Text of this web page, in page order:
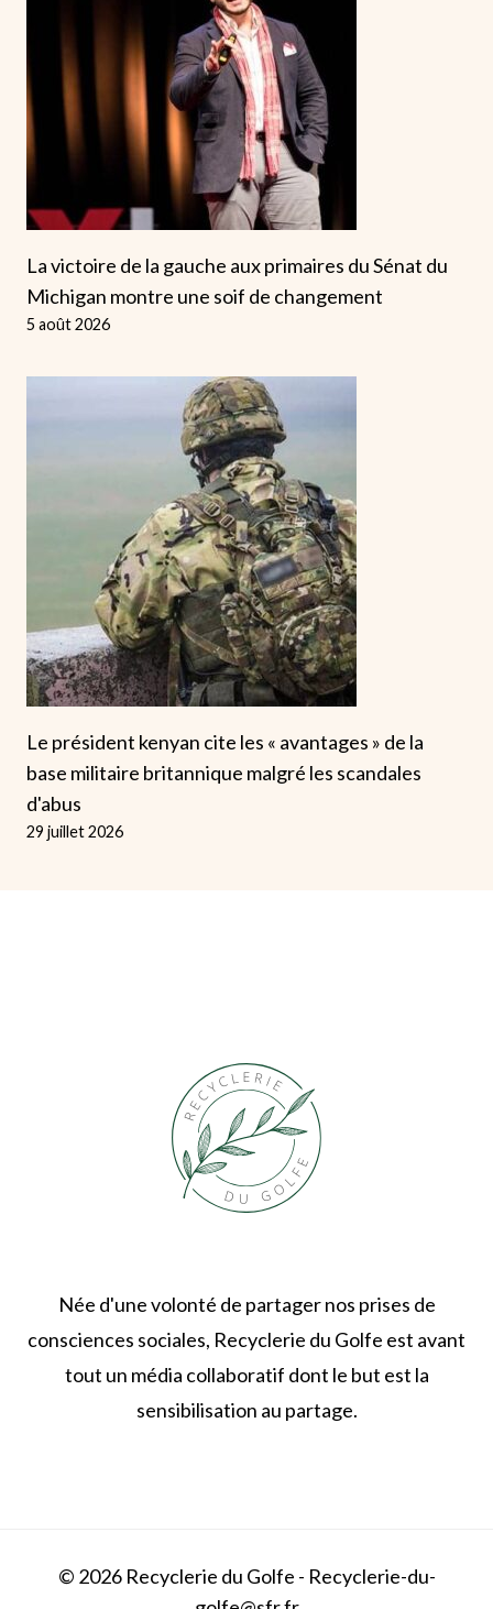
La victoire de la gauche aux primaires du Sénat du
Michigan montre une soif de changement
5 août 2026
Le président kenyan cite les « avantages » de la
base militaire britannique malgré les scandales
d'abus
29 juillet 2026
Née d'une volonté de partager nos prises de
consciences sociales, Recyclerie du Golfe est avant
tout un média collaboratif dont le but est la
sensibilisation au partage.
© 2026 Recyclerie du Golfe - Recyclerie-du-